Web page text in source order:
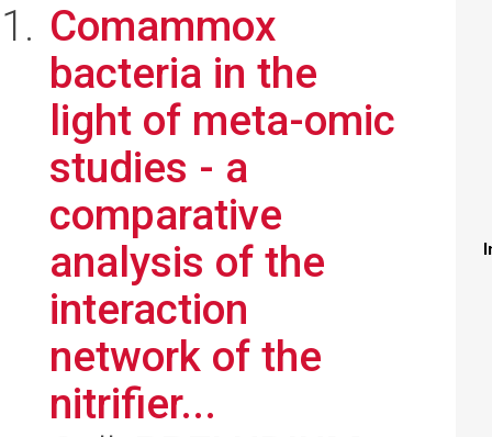
Comammox
bacteria in the
light of meta-omic
studies - a
comparative
analysis of the
interaction
network of the
nitrifier...